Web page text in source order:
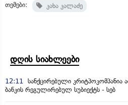
თემები: კახა კალაძე
დღის სიახლეები
12:11
სანქცირებული
ბანკის რეგულირებულ სუბიექტს - სებ